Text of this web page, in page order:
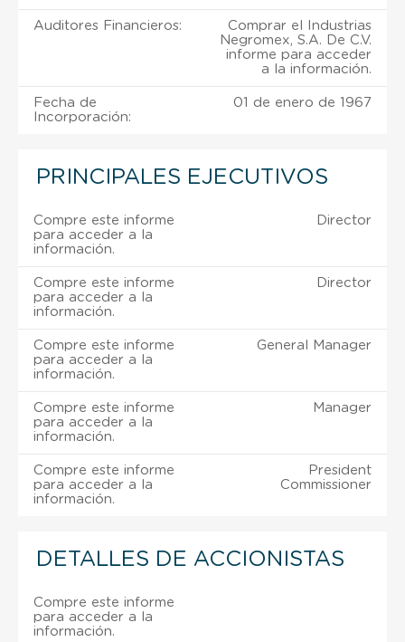
Auditores Financieros:
Comprar el Industrias
Negromex, S.A. De C.V.
informe para acceder
a la información.
Fecha de
Incorporación:
01 de enero de 1967
PRINCIPALES EJECUTIVOS
Compre este informe
para acceder a la
información.
Director
Compre este informe
para acceder a la
información.
Director
Compre este informe
para acceder a la
información.
General Manager
Compre este informe
para acceder a la
información.
Manager
Compre este informe
para acceder a la
información.
President
Commissioner
DETALLES DE ACCIONISTAS
Compre este informe
para acceder a la
información.